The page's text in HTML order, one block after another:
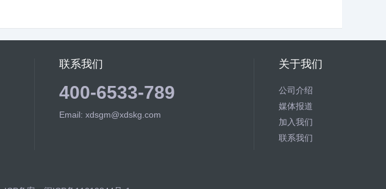
联系我们
400-6533-789
Email: xdsgm@xdskg.com
关于我们
公司介绍
媒体报道
加入我们
联系我们